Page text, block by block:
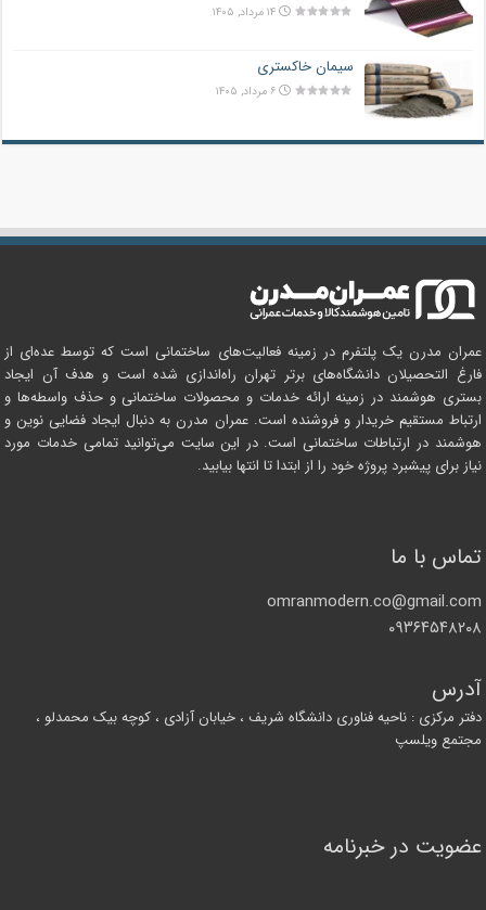
۱۴ مرداد, ۱۴۰۵
سیمان خاکستری
۶ مرداد, ۱۴۰۵
عمران مدرن یک پلتفرم در زمینه فعالیت‌های ساختمانی است که توسط عده‌ای از
فارغ التحصیلان دانشگاه‌های برتر تهران راه‌اندازی شده است و هدف آن ایجاد
بستری هوشمند در زمینه ارائه خدمات و محصولات ساختمانی و حذف واسطه‌ها و
ارتباط مستقیم خریدار و فروشنده است. عمران مدرن به دنبال ایجاد فضایی نوین و
هوشمند در ارتباطات ساختمانی است. در این سایت می‌توانید تمامی خدمات مورد
نیاز برای پیشبرد پروژه خود را از ابتدا تا انتها بیابید.
تماس با ما
omranmodern.co@gmail.com
۰۹۳۶۴۵۴۸۲۰۸
آدرس
دفتر مرکزی : ناحیه فناوری دانشگاه شریف ، خیابان آزادی ، کوچه بیک محمدلو ،
مجتمع ویلسپ
عضویت در خبرنامه